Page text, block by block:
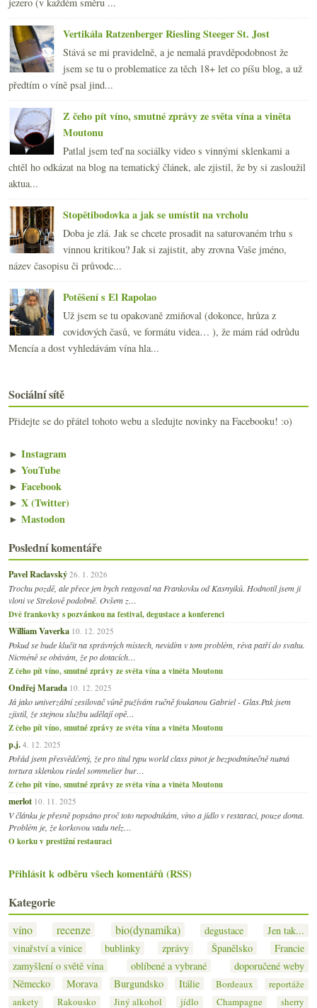
Vertikála Ratzenberger Riesling Steeger St. Jost
Stává se mi pravidelně, a je nemalá pravděpodobnost že
jsem se tu o problematice za těch 18+ let co píšu blog, a už
předtím o víně psal jind...
Z čeho pít víno, smutné zprávy ze světa vína a viněta
Moutonu
Patlal jsem teď na sociálky video s vinnými sklenkami a
chtěl ho odkázat na blog na tematický článek, ale zjistil, že by si zasloužil
aktua...
Stopětibodovka a jak se umístit na vrcholu
Doba je zlá. Jak se chcete prosadit na saturovaném trhu s
vinnou kritikou? Jak si zajistit, aby zrovna Vaše jméno,
název časopisu či průvodc...
Potěšení s El Rapolao
Už jsem se tu opakovaně zmiňoval (dokonce, hrůza z
covidových časů, ve formátu videa… ), že mám rád odrůdu
Mencía a dost vyhledávám vína hla...
Sociální sítě
Přidejte se do přátel tohoto webu a sledujte novinky na Facebooku! :o)
► Instagram
► YouTube
► Facebook
► X (Twitter)
► Mastodon
Poslední komentáře
Pavel Raclavský 26. 1. 2026
Trochu pozdě, ale přece jen bych reagoval na Frankovku od Kasnyiků. Hodnotil jsem ji
vloni ve Strekově podobně. Ovšem z…
Dvě frankovky s pozvánkou na festival, degustace a konferenci
William Vaverka 10. 12. 2025
Pokud se bude klučit na správných místech, nevidím v tom problém, réva patří do svahu.
Nicméně se obávám, že po dotacích…
Z čeho pít víno, smutné zprávy ze světa vína a viněta Moutonu
Ondřej Marada 10. 12. 2025
Já jako univerzální zesilovač vůně pužívám ručně foukanou Gabriel - Glas.Pak jsem
zjistil, že stejnou službu udělají opě…
Z čeho pít víno, smutné zprávy ze světa vína a viněta Moutonu
p.j. 4. 12. 2025
Pořád jsem přesvědčený, že pro titul typu world class pinot je bezpodmínečně nutná
tortura sklenkou riedel sommelier bur…
Z čeho pít víno, smutné zprávy ze světa vína a viněta Moutonu
merlot 10. 11. 2025
V článku je přesně popsáno proč toto nepodnikám, víno a jídlo v restaraci, pouze doma.
Problém je, že korkovou vadu nelz…
O korku v prestižní restauraci
Přihlásit k odběru všech komentářů (RSS)
Kategorie
víno recenze bio(dynamika) degustace
Jen tak...
vinařství a vinice
bublinky zprávy Španělsko
Francie
zamyšlení o světě vína
oblíbené a vybrané
doporučené weby
Německo
Morava Burgundsko Itálie Bordeaux
reportáže
ankety
Rakousko Jiný alkohol jídlo Champagne sherry